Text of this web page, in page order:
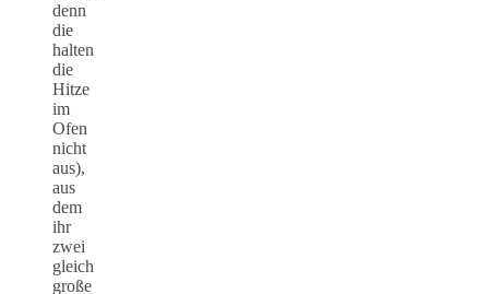
denn
die
halten
die
Hitze
im
Ofen
nicht
aus),
aus
dem
ihr
zwei
gleich
große